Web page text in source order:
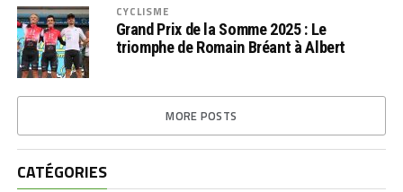
CYCLISME
Grand Prix de la Somme 2025 : Le
triomphe de Romain Bréant à Albert
MORE POSTS
CATÉGORIES